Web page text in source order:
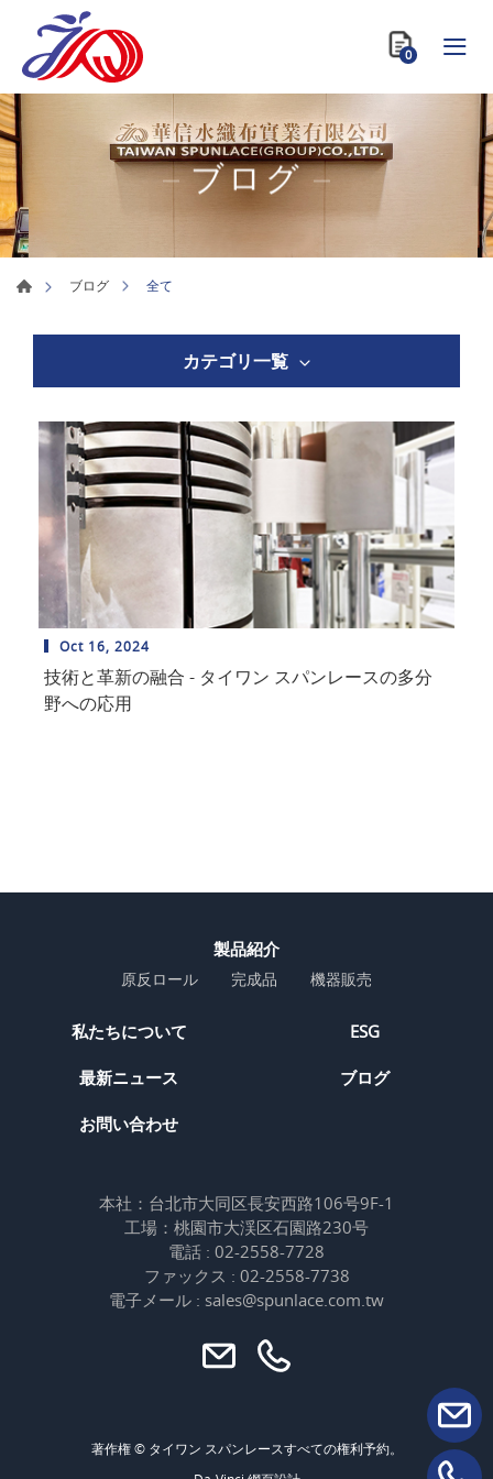
0
ブログ
ブログ 全て
カテゴリ一覧
Oct 16, 2024
技術と革新の融合 - タイワン スパンレースの多分
野への応用
製品紹介
原反ロール 完成品 機器販売
私たちについて ESG
最新ニュース ブログ
お問い合わせ
本社：台北市大同区長安西路106号9F-1
工場：桃園市大渓区石園路230号
電話 : 02-2558-7728
ファックス : 02-2558-7738
電子メール : sales@spunlace.com.tw
著作権 © タイワン スパンレースすべての権利予約。